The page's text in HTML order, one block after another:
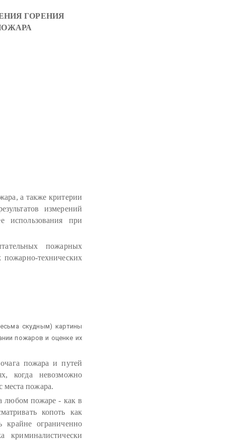
ГОРЕНИЯ
а также критерии
измерений
использования при
пожарных
технических
скудным) картины
пожаров и оценке их
пожара и путей
когда невозможно
места пожара.
любом пожаре - как в
копоть как
крайне ограниченно
криминалистически